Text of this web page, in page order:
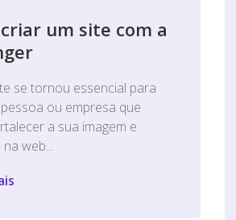
um site com a
se tornou essencial para
ou empresa que
a sua imagem e
web...